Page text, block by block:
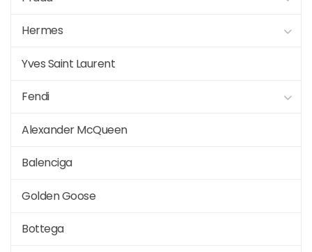
Hermes
Yves Saint Laurent
Fendi
Alexander McQueen
Balenciga
Golden Goose
Bottega